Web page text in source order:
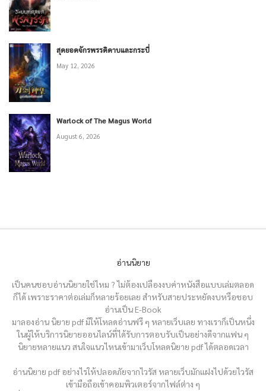
สุดยอดจักรพรรดิดาบและกระบี่
May 12, 2026
Warlock of The Magus World
August 6, 2026
อ่านนิยาย
เป็นคนชอบอ่านนิยายใช่ไหม ? ไม่ต้องเปลืองงบค่าหนังสือแบบเล่มตลอด
ก็ได้ เพราะราคาต่อเล่มก็หลายร้อยเลย สำหรับสายประหยัดงบหรือชอบ
อ่านเป็น E-Book
มาลองอ่าน นิยาย pdf มีให้โหลดอ่านฟรี ๆ หลายเว็บเลย ทางเราก็เป็นหนึ่ง
ในผู้ให้บริการนิยายออนไลน์ที่ได้รับการตอบรับเป็นอย่างดีจากแฟน ๆ
นิยายหลายแนว สนใจแนวไหนเข้ามาเว็บโหลดนิยาย pdf ได้ตลอดเวลา
อ่านนิยาย pdf อย่างไรให้ปลอดภัยจากไวรัส หลายเว็บมักแฝงไปด้วยไวรัส
เข้ามือถือเข้าคอมพิวเตอร์จากไฟล์ต่าง ๆ